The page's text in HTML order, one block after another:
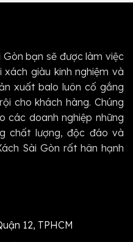
Gòn bạn sẽ được làm việc
giàu kinh nghiệm và
xuất balo luôn cố gắng
cho khách hàng. Chúng
các doanh nghiệp những
chất lượng, độc đáo và
Sài Gòn rất hân hạnh
12, TPHCM